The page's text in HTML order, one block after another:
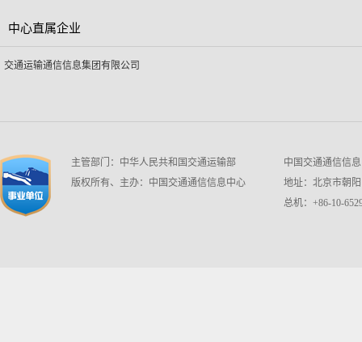
中心直属企业
交通运输通信信息集团有限公司
主管部门：中华人民共和国交通运输部
版权所有、主办：中国交通通信信息中心
中国交通通信信
地址：北京市朝
总机：+86-10-